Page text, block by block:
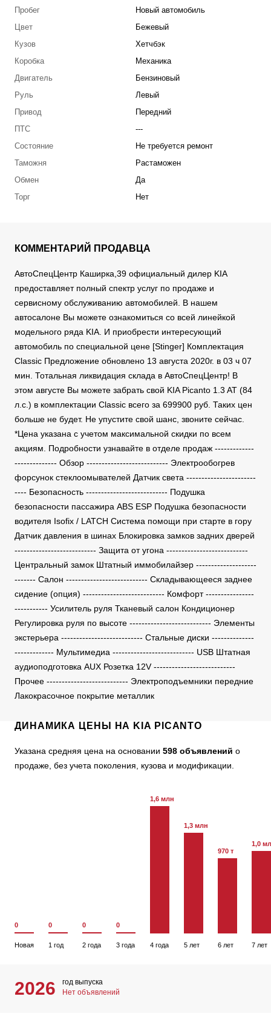
Пробег
Новый автомобиль
Цвет
Бежевый
Кузов
Хетчбэк
Коробка
Механика
Двигатель
Бензиновый
Руль
Левый
Привод
Передний
ПТС
---
Состояние
Не требуется ремонт
Таможня
Растаможен
Обмен
Да
Торг
Нет
КОММЕНТАРИЙ ПРОДАВЦА
АвтоСпецЦентр Каширка,39 официальный дилер KIA
предоставляет полный спектр услуг по продаже и
сервисному обслуживанию автомобилей. В нашем
автосалоне Вы можете ознакомиться со всей линейкой
модельного ряда KIA. И приобрести интересующий
автомобиль по специальной цене [Stinger] Комплектация
Classic Предложение обновлено 13 августа 2020г. в 03 ч 07
мин. Тотальная ликвидация склада в АвтоСпецЦентр! В
этом августе Вы можете забрать свой KIA Picanto 1.3 AT (84
л.с.) в комплектации Classic всего за 699900 руб. Таких цен
больше не будет. Не упустите свой шанс, звоните сейчас.
*Цена указана с учетом максимальной скидки по всем
акциям. Подробности узнавайте в отделе продаж -------------
-------------- Обзор --------------------------- Электрообогрев
форсунок стеклоомывателей Датчик света -----------------------
---- Безопасность --------------------------- Подушка
безопасности пассажира ABS ESP Подушка безопасности
водителя Isofix / LATCH Система помощи при старте в гору
Датчик давления в шинах Блокировка замков задних дверей
--------------------------- Защита от угона ---------------------------
Центральный замок Штатный иммобилайзер --------------------
------- Салон --------------------------- Складывающееся заднее
сидение (опция) --------------------------- Комфорт ----------------
----------- Усилитель руля Тканевый салон Кондиционер
Регулировка руля по высоте --------------------------- Элементы
экстерьера --------------------------- Стальные диски --------------
------------- Мультимедиа --------------------------- USB Штатная
аудиоподготовка AUX Розетка 12V ---------------------------
Прочее --------------------------- Электроподъемники передние
Лакокрасочное покрытие металлик
ДИНАМИКА ЦЕНЫ НА KIA PICANTO
Указана средняя цена на основании 598 объявлений о
продаже, без учета поколения, кузова и модификации.
0
Новая
0
1 год
0
2 года
0
3 года
1,6 млн
4 года
1,3 млн
5 лет
970 т
6 лет
1,0
7 лет
2026
год выпуска
Нет объявлений